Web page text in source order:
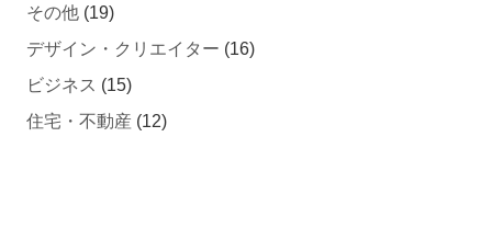
その他 (19)
デザイン・クリエイター (16)
ビジネス (15)
住宅・不動産 (12)